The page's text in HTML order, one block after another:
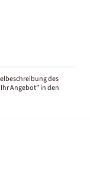
des
Angebot” in den